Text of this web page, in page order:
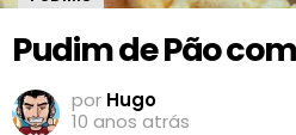
Pudim de Pão
por Hugo
10 anos atrás